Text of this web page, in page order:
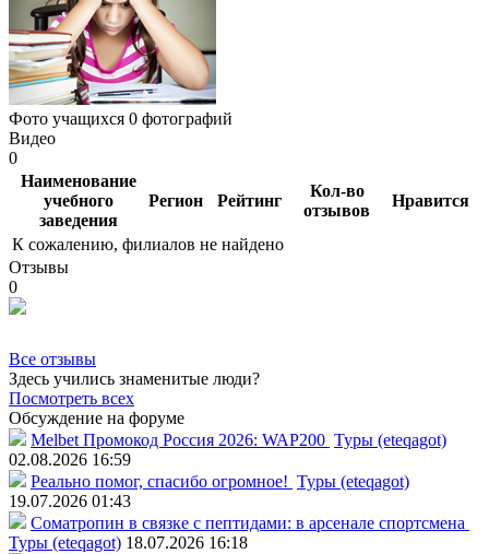
Фото учащихся 0 фотографий
Видео
0
Наименование
учебного
заведения
Регион Рейтинг
Кол-во
отзывов
Нравится
К сожалению, филиалов не найдено
Отзывы
0
Все отзывы
Здесь учились знаменитые люди?
Посмотреть всех
Обсуждение на форуме
Melbet Промокод Россия 2026: WAP200 Туры (eteqagot)
02.08.2026 16:59
Реально помог, спасибо огромное! Туры (eteqagot)
19.07.2026 01:43
Соматропин в связке с пептидами: в арсенале спортсмена
Туры (eteqagot) 18.07.2026 16:18